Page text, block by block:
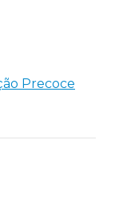
Precoce